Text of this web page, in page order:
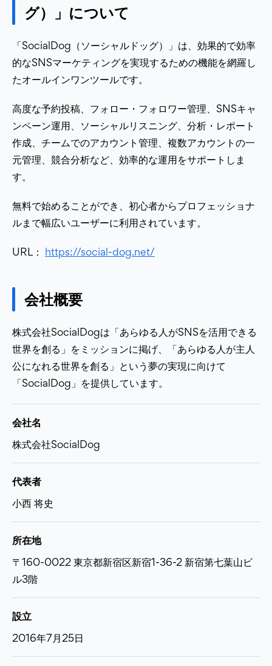
グ）」について
「SocialDog（ソーシャルドッグ）」は、効果的で効率
的なSNSマーケティングを実現するための機能を網羅し
たオールインワンツールです。
高度な予約投稿、フォロー・フォロワー管理、SNSキャ
ンペーン運用、ソーシャルリスニング、分析・レポート
作成、チームでのアカウント管理、複数アカウントの一
元管理、競合分析など、効率的な運用をサポートしま
す。
無料で始めることができ、初心者からプロフェッショナ
ルまで幅広いユーザーに利用されています。
URL： https://social-dog.net/
会社概要
株式会社SocialDogは「あらゆる人がSNSを活用できる
世界を創る」をミッションに掲げ、「あらゆる人が主人
公になれる世界を創る」という夢の実現に向けて
「SocialDog」を提供しています。
会社名
株式会社SocialDog
代表者
小西 将史
所在地
〒160-0022 東京都新宿区新宿1-36-2 新宿第七葉山ビ
ル3階
設立
2016年7月25日